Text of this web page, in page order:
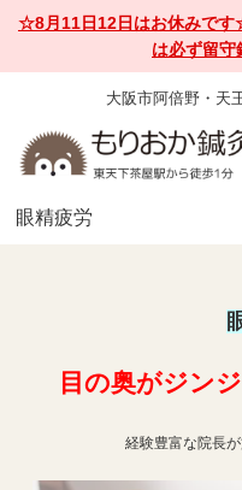
☆8月11日12日はお休みです
は必ず留守
大阪市阿倍野・天
眼精疲労
目の奥がジン
経験豊富な院長